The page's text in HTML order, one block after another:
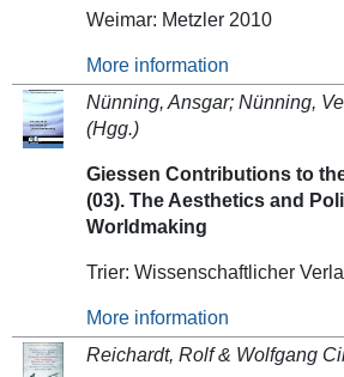
Weimar: Metzler 2010
More information
Nünning, Ansgar; Nünning,
(Hgg.)
Giessen Contributions to
(03). The Aesthetics and
Worldmaking
Trier: Wissenschaftlicher
More information
Reichardt, Rolf & Wolfgang